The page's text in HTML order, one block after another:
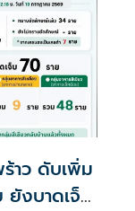
าว ดับเพิ่ม
ยังบาดเจ็บ